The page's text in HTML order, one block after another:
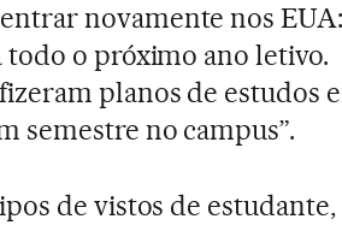
novamente nos
todo o próximo ano letivo.
planos de estudos
semestre no campus”.
de vistos de estudante,